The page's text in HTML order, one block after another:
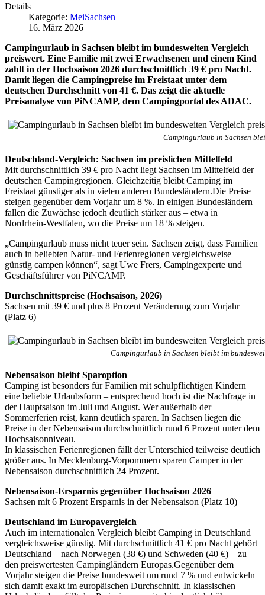
Details
Kategorie: MeiSachsen
16. März 2026
Campingurlaub in Sachsen bleibt im bundesweiten Vergleich
preiswert. Eine Familie mit zwei Erwachsenen und einem Kind
zahlt in der Hochsaison 2026 durchschnittlich 39 € pro Nacht.
Damit liegen die Campingpreise im Freistaat unter dem
deutschen Durchschnitt von 41 €. Das zeigt die aktuelle
Preisanalyse von PiNCAMP, dem Campingportal des ADAC.
Campingurlaub in Sachsen
Deutschland-Vergleich: Sachsen im preislichen Mittelfeld
Mit durchschnittlich 39 € pro Nacht liegt Sachsen im Mittelfeld der
deutschen Campingregionen. Gleichzeitig bleibt Camping im
Freistaat günstiger als in vielen anderen Bundesländern.Die Preise
steigen gegenüber dem Vorjahr um 8 %. In einigen Bundesländern
fallen die Zuwächse jedoch deutlich stärker aus – etwa in
Nordrhein-Westfalen, wo die Preise um 18 % steigen.
„Campingurlaub muss nicht teuer sein. Sachsen zeigt, dass Familien
auch in beliebten Natur- und Ferienregionen vergleichsweise
günstig campen können“, sagt Uwe Frers, Campingexperte und
Geschäftsführer von PiNCAMP.
Durchschnittspreise (Hochsaison, 2026)
Sachsen mit 39 € und plus 8 Prozent Veränderung zum Vorjahr
(Platz 6)
Campingurlaub in Sachsen bleibt im
Nebensaison bleibt Sparoption
Camping ist besonders für Familien mit schulpflichtigen Kindern
eine beliebte Urlaubsform – entsprechend hoch ist die Nachfrage in
der Hauptsaison im Juli und August. Wer außerhalb der
Sommerferien reist, kann deutlich sparen. In Sachsen liegen die
Preise in der Nebensaison durchschnittlich rund 6 Prozent unter dem
Hochsaisonniveau.
In klassischen Ferienregionen fällt der Unterschied teilweise deutlich
größer aus. In Mecklenburg-Vorpommern sparen Camper in der
Nebensaison durchschnittlich 24 Prozent.
Nebensaison-Ersparnis gegenüber Hochsaison 2026
Sachsen mit 6 Prozent Ersparnis in der Nebensaison (Platz 10)
Deutschland im Europavergleich
Auch im internationalen Vergleich bleibt Camping in Deutschland
vergleichsweise günstig. Mit durchschnittlich 41 € pro Nacht gehört
Deutschland – nach Norwegen (38 €) und Schweden (40 €) – zu
den preiswertesten Campingländern Europas.Gegenüber dem
Vorjahr steigen die Preise bundesweit um rund 7 % und entwickeln
sich damit exakt im europäischen Durchschnitt. In klassischen